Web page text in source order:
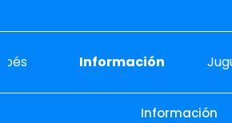
Información
Información